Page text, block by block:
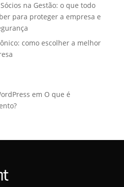
na Gestão: o que todo
para proteger a empresa e
como escolher a melhor
em O que é